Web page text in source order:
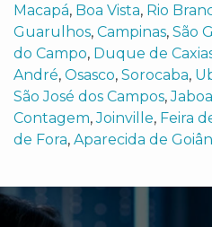
Macapá, Boa Vista, Rio
Guarulhos, Campinas, São
do Campo, Duque de
André, Osasco, Sorocaba,
São José dos Campos,
Contagem,Joinville, Feira
de Fora, Aparecida de